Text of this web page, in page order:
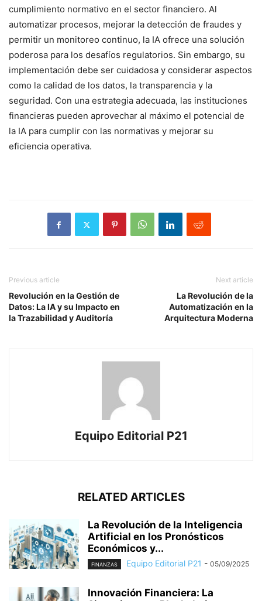
cumplimiento normativo en el sector financiero. Al
automatizar procesos, mejorar la detección de fraudes y
permitir un monitoreo continuo, la IA ofrece una solución
poderosa para los desafíos regulatorios. Sin embargo, su
implementación debe ser cuidadosa y considerar aspectos
como la calidad de los datos, la transparencia y la
seguridad. Con una estrategia adecuada, las instituciones
financieras pueden aprovechar al máximo el potencial de
la IA para cumplir con las normativas y mejorar su
eficiencia operativa.
Previous article
Revolución en la Gestión de
Datos: La IA y su Impacto en
la Trazabilidad y Auditoría
Next article
La Revolución de la
Automatización en la
Arquitectura Moderna
Equipo Editorial P21
RELATED ARTICLES
La Revolución de la Inteligencia
Artificial en los Pronósticos
Económicos y...
FINANZAS Equipo Editorial P21 - 05/09/2025
Innovación Financiera: La